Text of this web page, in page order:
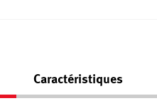
Caractéristiques